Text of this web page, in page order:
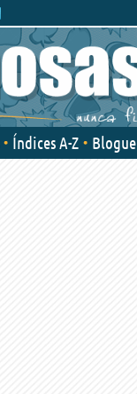
Índices A-Z Blogue